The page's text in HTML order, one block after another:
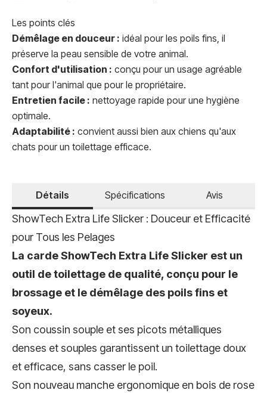
Les points clés
Démêlage en douceur : idéal pour les poils fins, il
préserve la peau sensible de votre animal.
Confort d'utilisation : conçu pour un usage agréable
tant pour l'animal que pour le propriétaire.
Entretien facile : nettoyage rapide pour une hygiène
optimale.
Adaptabilité : convient aussi bien aux chiens qu'aux
chats pour un toilettage efficace.
Détails Spécifications Avis
ShowTech Extra Life Slicker : Douceur et Efficacité
pour Tous les Pelages
La carde ShowTech Extra Life Slicker est un
outil de toilettage de qualité, conçu pour le
brossage et le démêlage des poils fins et
soyeux.
Son coussin souple et ses picots métalliques
denses et souples garantissent un toilettage doux
et efficace, sans casser le poil.
Son nouveau manche ergonomique en bois de rose